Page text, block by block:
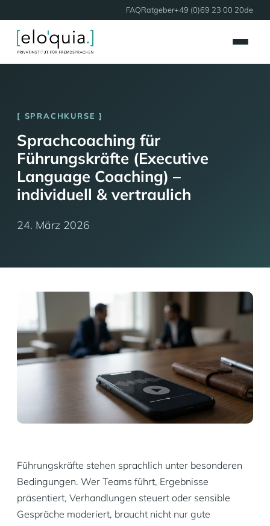
FAQRatgeber+49 (0)69 23 00 20de
SPRACHKURSE
Sprachcoaching für
Führungskräfte (Executive
Language Coaching) –
individuell & vertraulich
24. März 2026
Führungskräfte stehen sprachlich unter besonderen
Bedingungen. Wer Teams führt, Ergebnisse
präsentiert, Verhandlungen steuert oder sensible
Gespräche moderiert, braucht nicht nur gute